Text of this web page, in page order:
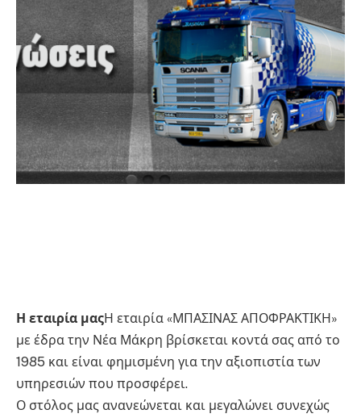
Η εταιρία μαςΗ εταιρία «ΜΠΑΣΙΝΑΣ ΑΠΟΦΡΑΚΤΙΚΗ»
με έδρα την Νέα Μάκρη βρίσκεται κοντά σας από το
1985 και είναι φημισμένη για την αξιοπιστία των
υπηρεσιών που προσφέρει.
Ο στόλος μας ανανεώνεται και μεγαλώνει συνεχώς